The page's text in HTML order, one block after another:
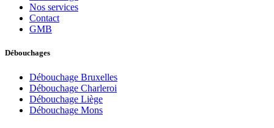
Nos services
Contact
GMB
Débouchages
Débouchage Bruxelles
Débouchage Charleroi
Débouchage Liège
Débouchage Mons